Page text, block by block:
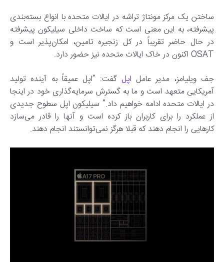
ساختن یک مرکز مونتاژ تراشه در ایالات متحده با انواع بسته‌بندی
پیشرفته، به این معنی است که ساخت داخلی سیلیکون پیشرفته
در حال حاضر تقریباً در کل زنجیره تامین، امکان‌پذیر است و
OSAT اکنون در خاک ایالات متحده نیز حضور دارد.
جف ویلیامز، مدیر عامل اپل گفت: “اپل عمیقاً به آینده تولید
آمریکایی متعهد است و ما به گسترش سرمایه‌گذاری خود در اینجا
در ایالات متحده ادامه خواهیم داد.” سیلیکون اپل سطوح جدیدی
از عملکرد را برای کاربران باز کرده است و آنها را قادر می‌سازد
کارهایی را انجام دهند که قبلا هرگز نمی‌توانستند انجام دهند.